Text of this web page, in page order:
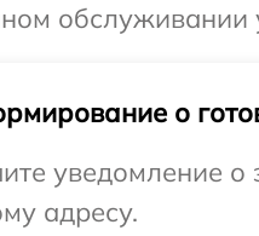
обслуживании
о
уведомление о
адресу.